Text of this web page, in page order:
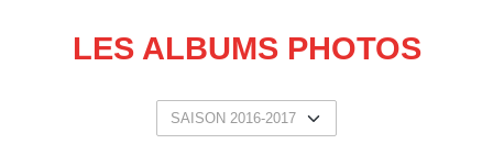
LES ALBUMS PHOTOS